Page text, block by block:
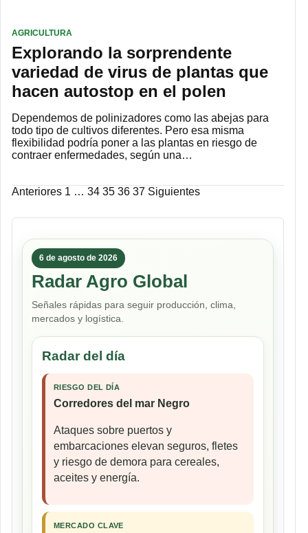
AGRICULTURA
Explorando la sorprendente
variedad de virus de plantas que
hacen autostop en el polen
Dependemos de polinizadores como las abejas para
todo tipo de cultivos diferentes. Pero esa misma
flexibilidad podría poner a las plantas en riesgo de
contraer enfermedades, según una…
Paginación
de
Anteriores 1 … 34 35 36 37 Siguientes
6 de agosto de 2026
Radar Agro Global
Señales rápidas para seguir producción, clima,
mercados y logística.
Radar del día
RIESGO DEL DÍA
Corredores del mar Negro
Ataques sobre puertos y
embarcaciones elevan seguros, fletes
y riesgo de demora para cereales,
aceites y energía.
MERCADO CLAVE